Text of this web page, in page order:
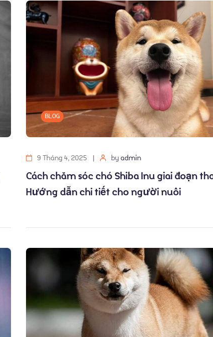
BLOG
9 Tháng 4, 2025 by admin
Cách chăm sóc chó Shiba Inu giai đoạn
Hướng dẫn chi tiết cho người nuôi